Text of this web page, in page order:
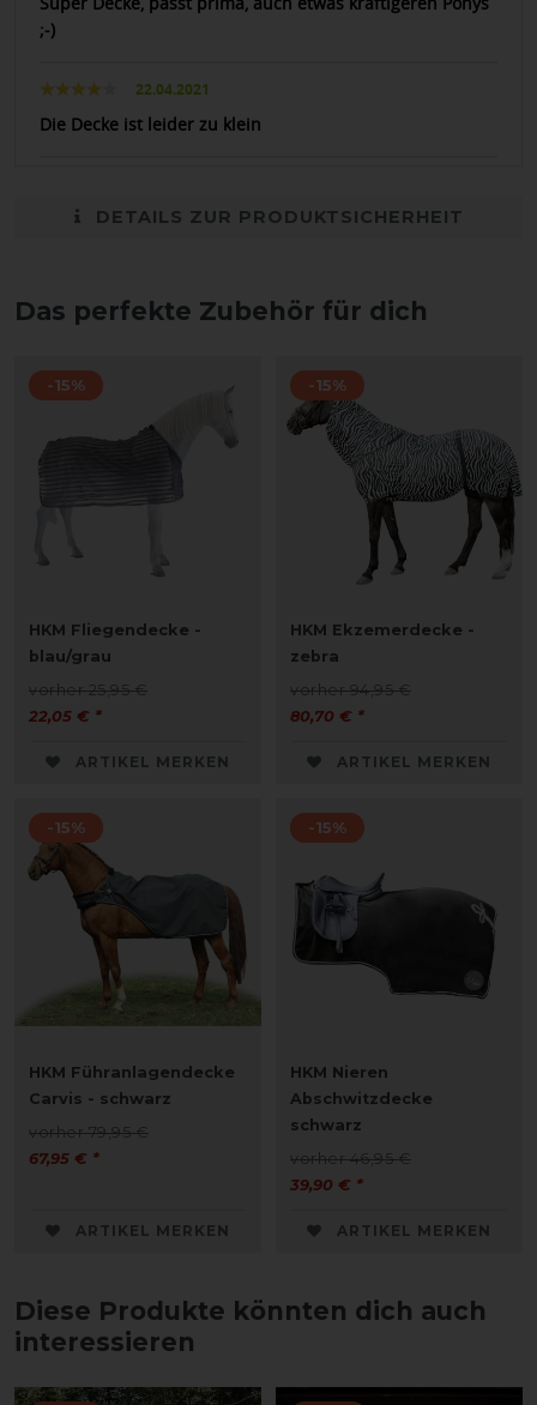
;-)
22.04.2021
Die Decke ist leider zu klein
DETAILS ZUR PRODUKTSICHERHEIT
Das perfekte Zubehör für dich
-15%
HKM Fliegendecke -
blau/grau
vorher 25,95 €
22,05 € *
ARTIKEL MERKEN
-15%
HKM Ekzemerdecke -
zebra
vorher 94,95 €
80,70 € *
ARTIKEL MERKEN
-15%
HKM Führanlagendecke
Carvis - schwarz
vorher 79,95 €
67,95 € *
ARTIKEL MERKEN
-15%
HKM Nieren
Abschwitzdecke
schwarz
vorher 46,95 €
39,90 € *
ARTIKEL MERKEN
Diese Produkte könnten dich auch
interessieren